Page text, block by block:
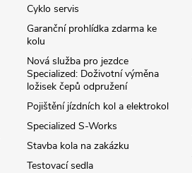
Cyklo servis
Garanční prohlídka zdarma ke
kolu
Nová služba pro jezdce
Specialized: Doživotní výměna
ložisek čepů odpružení
Pojištění jízdních kol a elektrokol
Specialized S-Works
Stavba kola na zakázku
Testovací sedla